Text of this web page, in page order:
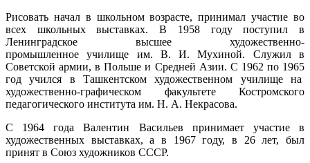
Рисовать начал в школьном возрасте, принимал участие во
всех школьных выставках. В 1958 году поступил в
Ленинградское высшее художественно-
промышленное училище им. В. И. Мухиной. Служил в
Советской армии, в Польше и Средней Азии. С 1962 по 1965
год учился в Ташкентском художественном училище на
художественно-графическом факультете Костромского
педагогического института им. Н. А. Некрасова.
С 1964 года Валентин Васильев принимает участие в
художественных выставках, а в 1967 году, в 26 лет, был
принят в Союз художников СССР.